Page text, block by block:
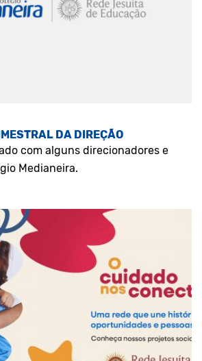
DA DIREÇÃO
com alguns direcionadores e
Medianeira.